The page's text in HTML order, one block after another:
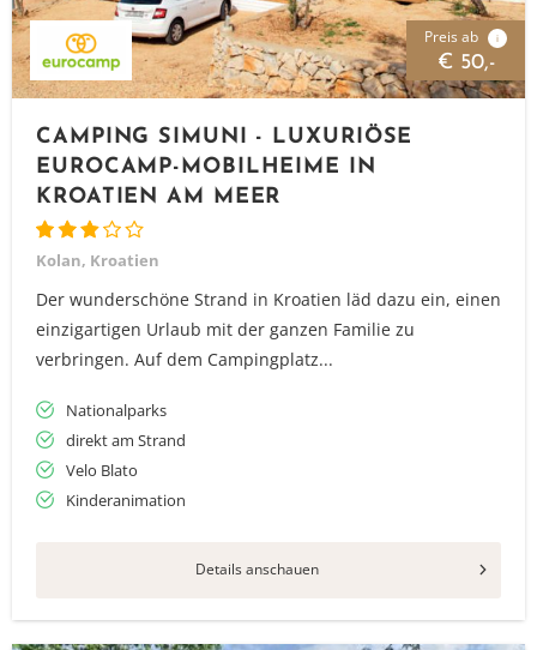
Preis ab i
€ 50,-
CAMPING SIMUNI - LUXURIÖSE
EUROCAMP-MOBILHEIME IN
KROATIEN AM MEER
Kolan, Kroatien
Der wunderschöne Strand in Kroatien läd dazu ein, einen
einzigartigen Urlaub mit der ganzen Familie zu
verbringen. Auf dem Campingplatz...
Nationalparks
direkt am Strand
Velo Blato
Kinderanimation
Details anschauen